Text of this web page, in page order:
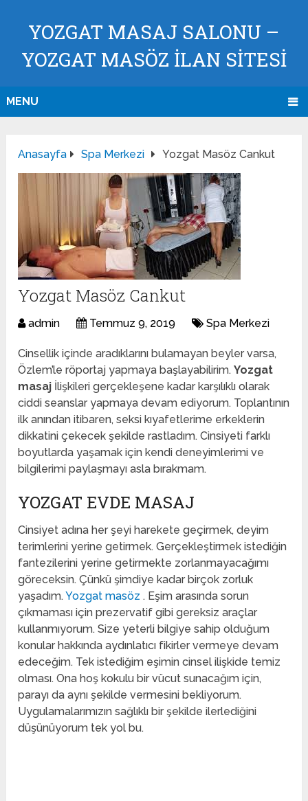
YOZGAT MASAJ SALONU –
YOZGAT MASÖZ İLAN SİTESİ
MENU
Anasayfa Spa Merkezi Yozgat Masöz Cankut
Yozgat Masöz Cankut
admin Temmuz 9, 2019 Spa Merkezi
Cinsellik içinde aradıklarını bulamayan beyler varsa,
Özlem’le röportaj yapmaya başlayabilirim.Yozgat
masaj İlişkileri gerçekleşene kadar karşılıklı olarak
ciddi seanslar yapmaya devam ediyorum. Toplantının
ilk anından itibaren, seksi kıyafetlerime erkeklerin
dikkatini çekecek şekilde rastladım. Cinsiyeti farklı
boyutlarda yaşamak için kendi deneyimlerimi ve
bilgilerimi paylaşmayı asla bırakmam.
YOZGAT EVDE MASAJ
Cinsiyet adına her şeyi harekete geçirmek, deyim
terimlerini yerine getirmek. Gerçekleştirmek istediğin
fantezilerini yerine getirmekte zorlanmayacağımı
göreceksin. Çünkü şimdiye kadar birçok zorluk
yaşadım.Yozgat masöz. Eşim arasında sorun
çıkmaması için prezervatif gibi gereksiz araçlar
kullanmıyorum. Size yeterli bilgiye sahip olduğum
konular hakkında aydınlatıcı fikirler vermeye devam
edeceğim. Tek istediğim eşimin cinsel ilişkide temiz
olması. Ona hoş kokulu bir vücut sunacağım için,
parayı da aynı şekilde vermesini bekliyorum.
Uygulamalarımızın sağlıklı bir şekilde ilerlediğini
düşünüyorum tek yol bu.